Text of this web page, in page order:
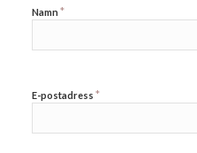
Namn *
E-postadress *